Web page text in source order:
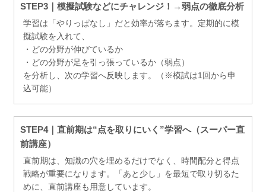
STEP3｜模擬試験などにチャレンジ！→弱点の徹底分析
学習は「やりっぱなし」だと効率が落ちます。定期的に模
擬試験を入れて、
・どの分野が伸びているか
・どの分野が足を引っ張っているか（弱点）
を分析し、次の学習へ反映します。（※模試は1回から申
込可能）
STEP4｜直前期は“点を取りにいく”学習へ（スーパー直
前講座）
直前期は、知識の穴を埋めるだけでなく、時間配分と得点
戦略が重要になります。「あと少し」を最短で取り切るた
めに、直前講座も用意しています。